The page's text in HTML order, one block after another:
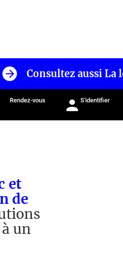
Consultez aussi La
Rendez-vous S'identifier
et
de
un